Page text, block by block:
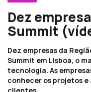
Dez
Summit
Dez empresas da
Summit em Lisboa, o
tecnologia. As
conhecer os projetos
clientes.